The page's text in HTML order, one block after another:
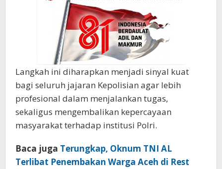
Langkah ini diharapkan menjadi sinyal kuat
bagi seluruh jajaran Kepolisian agar lebih
profesional dalam menjalankan tugas,
sekaligus mengembalikan kepercayaan
masyarakat terhadap institusi Polri.
Baca juga Terungkap, Oknum TNI AL
Terlibat Penembakan Warga Aceh di Rest